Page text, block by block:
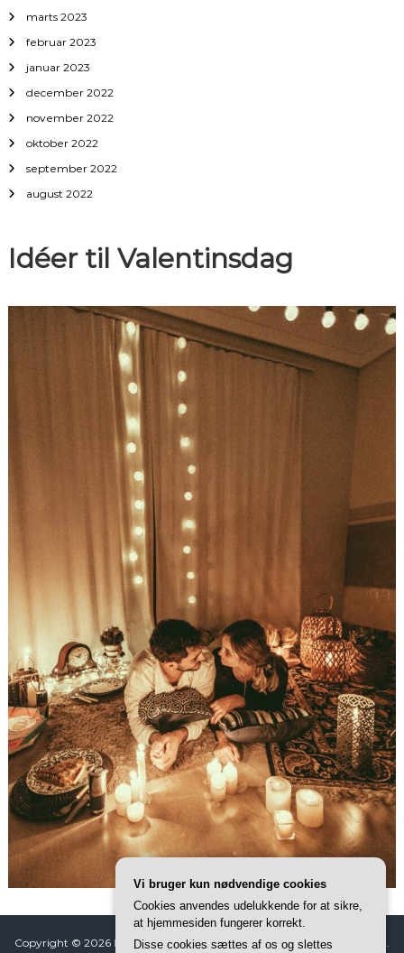
marts 2023
februar 2023
januar 2023
december 2022
november 2022
oktober 2022
september 2022
august 2022
Idéer til Valentinsdag
Copyright © 2026 KokeAll rights reserved. Tema: ThemeGrill af
Vi bruger kun nødvendige cookies
Cookies anvendes udelukkende for at sikre,
at hjemmesiden fungerer korrekt.
Disse cookies sættes af os og slettes